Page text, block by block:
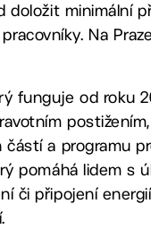
minimální
Na
funguje od roku
a programu
pomáhá lidem s
či připojení